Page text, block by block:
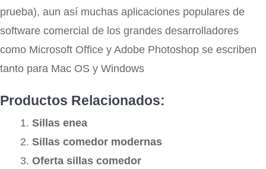
prueba), aun así muchas aplicaciones populares de
software comercial de los grandes desarrolladores
como Microsoft Office y Adobe Photoshop se escriben
tanto para Mac OS y Windows
Productos Relacionados:
Sillas enea
Sillas comedor modernas
Oferta sillas comedor